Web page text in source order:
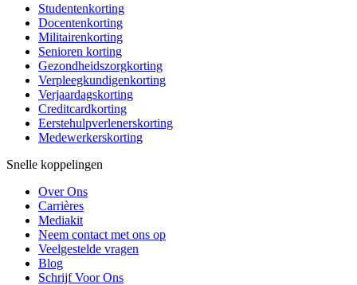
Studentenkorting
Docentenkorting
Militairenkorting
Senioren korting
Gezondheidszorgkorting
Verpleegkundigenkorting
Verjaardagskorting
Creditcardkorting
Eerstehulpverlenerskorting
Medewerkerskorting
Snelle koppelingen
Over Ons
Carrières
Mediakit
Neem contact met ons op
Veelgestelde vragen
Blog
Schrijf Voor Ons